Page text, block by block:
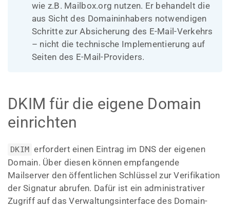
wie z.B. Mailbox.org nutzen. Er behandelt die
aus Sicht des Domaininhabers notwendigen
Schritte zur Absicherung des E-Mail-Verkehrs
– nicht die technische Implementierung auf
Seiten des E-Mail-Providers.
DKIM für die eigene Domain
einrichten
DKIM
erfordert einen Eintrag im DNS der eigenen
Domain. Über diesen können empfangende
Mailserver den öffentlichen Schlüssel zur Verifikation
der Signatur abrufen. Dafür ist ein administrativer
Zugriff auf das Verwaltungsinterface des Domain-